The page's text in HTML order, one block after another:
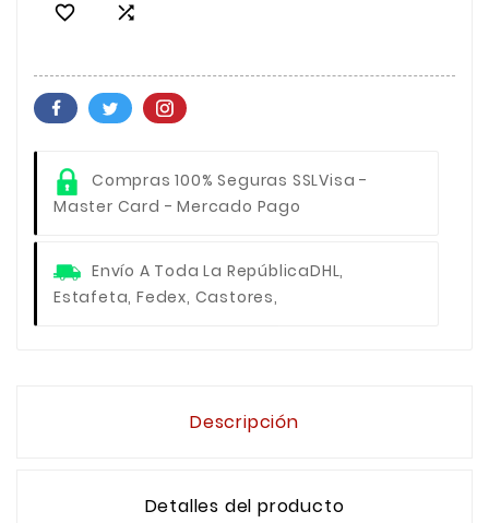
 
Compras 100% Seguras SSLVisa -
Master Card - Mercado Pago
Envío A Toda La RepúblicaDHL,
Estafeta, Fedex, Castores,
Descripción
Detalles del producto